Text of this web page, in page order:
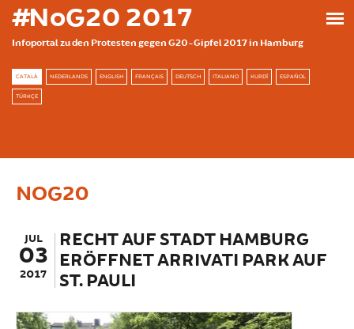
Skip to main content
#NoG20 2017
Infoportal zu den Protesten gegen G20-Gipfel 2017 in Hamburg
CATALÀ NEDERLANDS ENGLISH FRANÇAIS DEUTSCH ITALIANO KURDÎ ESPAÑOL
TÜRKÇE
NOG20
JUL
03
2017
RECHT AUF STADT HAMBURG
ERÖFFNET ARRIVATI PARK AUF
ST. PAULI